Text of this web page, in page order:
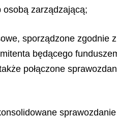
zarządzającą;
sporządzone zgodnie
będącego
połączone